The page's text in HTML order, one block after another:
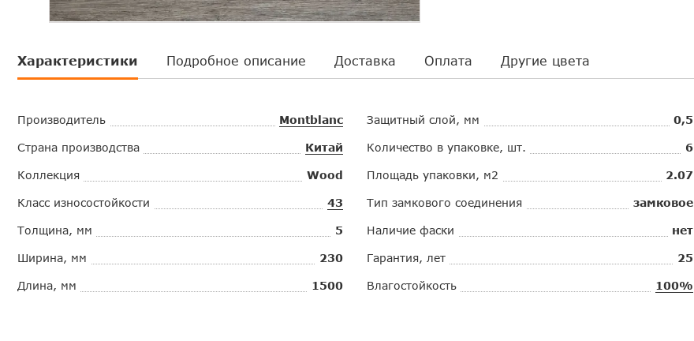
Характеристики Подробное описание Доставка Оплата Другие цвета
Производитель Montblanc
Страна производства Китай
Коллекция Wood
Класс износостойкости 43
Толщина, мм 5
Ширина, мм 230
Длина, мм 1500
Защитный слой, мм 0,5
Количество в упаковке, шт. 6
Площадь упаковки, м2 2.07
Тип замкового соединения замковое
Наличие фаски нет
Гарантия, лет 25
Влагостойкость 100%